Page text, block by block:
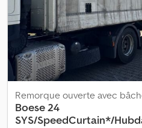
la surface de chargement,
contreplaqué bakélisé de 30 mm,
consignation, Sous réserve
modifications, Images
Details: ! Dcsdpfxszqtyio Ai Iok
Remorque ouverte avec
Boese 24
SYS/SpeedCurtain*/